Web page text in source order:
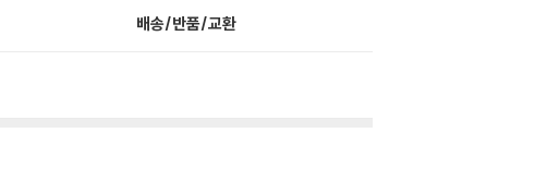
배송/반품/교환